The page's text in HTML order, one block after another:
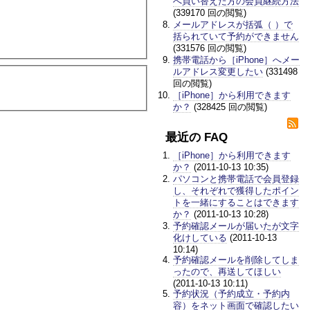
(339170 回の閲覧)
メールアドレスが括弧（ ）で
括られていて予約ができません
(331576 回の閲覧)
携帯電話から［iPhone］へメー
ルアドレス変更したい (331498
回の閲覧)
［iPhone］から利用できます
か？ (328425 回の閲覧)
最近の FAQ
［iPhone］から利用できます
か？ (2011-10-13 10:35)
パソコンと携帯電話で会員登録
し、それぞれで獲得したポイン
トを一緒にすることはできます
か？ (2011-10-13 10:28)
予約確認メールが届いたが文字
化けしている (2011-10-13
10:14)
予約確認メールを削除してしま
ったので、再送してほしい
(2011-10-13 10:11)
予約状況（予約成立・予約内
容）をネット画面で確認したい